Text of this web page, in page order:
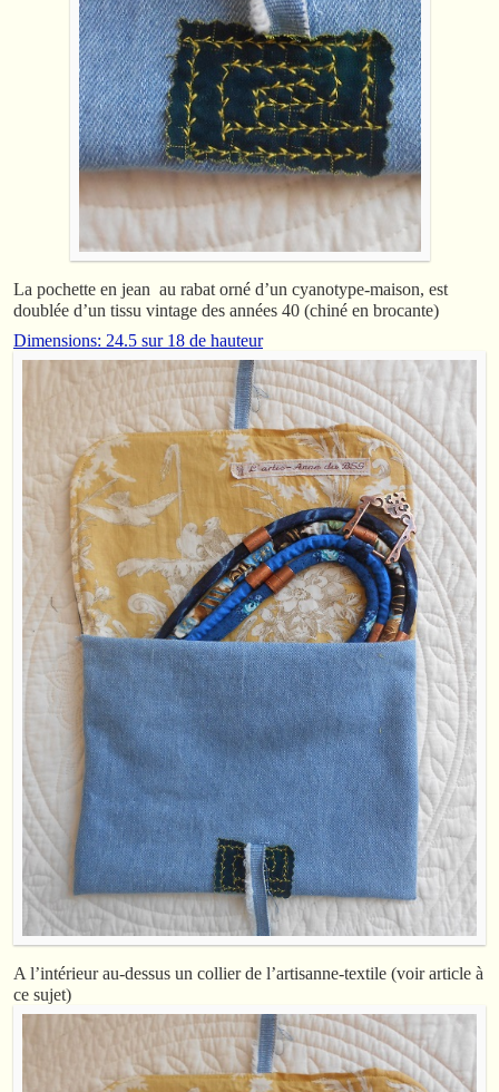
La pochette en jean au rabat orné d’un cyanotype-maison, est
doublée d’un tissu vintage des années 40 (chiné en brocante)
Dimensions: 24.5 sur 18 de hauteur
A l’intérieur au-dessus un collier de l’artisanne-textile (voir article à
ce sujet)